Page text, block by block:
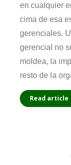
en cualquier
cima de esa
gerenciales.
gerencial no
moldea, la
resto de la
Read article